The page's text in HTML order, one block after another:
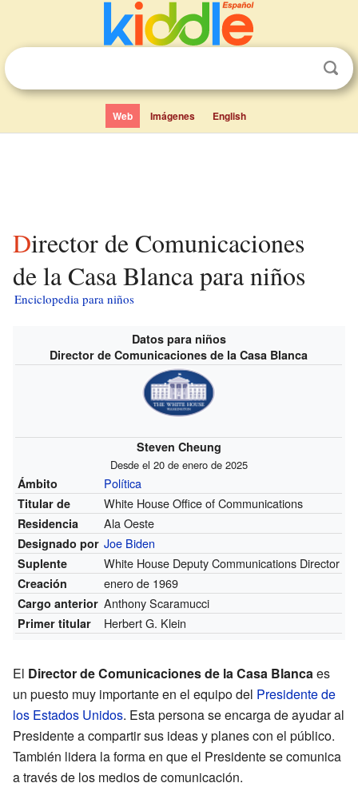
Web Imágenes English
Director de Comunicaciones
de la Casa Blanca para niños
Enciclopedia para niños
Datos para niños
Director de Comunicaciones de la Casa Blanca
Steven Cheung
Desde el 20 de enero de 2025
Ámbito Política
Titular de White House Office of Communications
Residencia Ala Oeste
Designado por Joe Biden
Suplente White House Deputy Communications Director
Creación enero de 1969
Cargo anterior Anthony Scaramucci
Primer titular Herbert G. Klein
El Director de Comunicaciones de la Casa Blancaes
un puesto muy importante en el equipo del Presidente de
los Estados Unidos. Esta persona se encarga de ayudar al
Presidente a compartir sus ideas y planes con el público.
También lidera la forma en que el Presidente se comunica
a través de los medios de comunicación.